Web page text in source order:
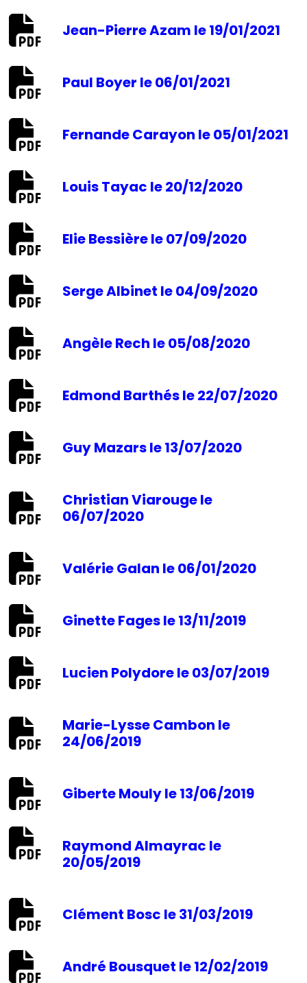
Jean-Pierre Azam le 19/01/2021
Paul Boyer le 06/01/2021
Fernande Carayon le 05/01/2021
Louis Tayac le 20/12/2020
Elie Bessière le 07/09/2020
Serge Albinet le 04/09/2020
Angèle Rech le 05/08/2020
Edmond Barthés le 22/07/2020
Guy Mazars le 13/07/2020
Christian Viarouge le
06/07/2020
Valérie Galan le 06/01/2020
Ginette Fages le 13/11/2019
Lucien Polydore le 03/07/2019
Marie-Lysse Cambon le
24/06/2019
Giberte Mouly le 13/06/2019
Raymond Almayrac le
20/05/2019
Clément Bosc le 31/03/2019
André Bousquet le 12/02/2019